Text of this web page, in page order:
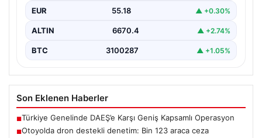
EUR 55.18 ▲ +0.30%
ALTIN 6670.4 ▲ +2.74%
BTC 3100287 ▲ +1.05%
Son Eklenen Haberler
■Türkiye Genelinde DAEŞ’e Karşı Geniş Kapsamlı Operasyon
■Otoyolda dron destekli denetim: Bin 123 araca ceza